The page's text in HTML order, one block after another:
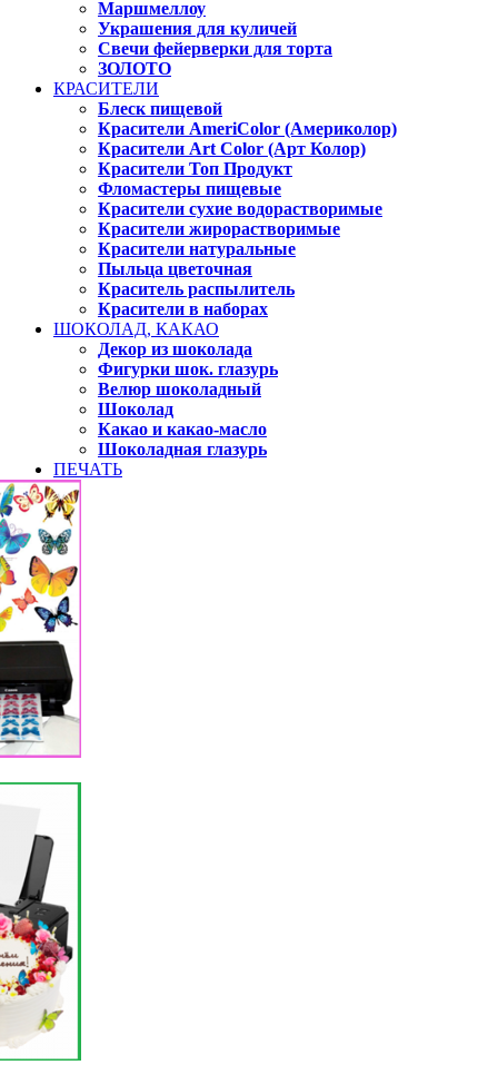
Маршмеллоу
Украшения для куличей
Свечи фейерверки для торта
ЗОЛОТО
КРАСИТЕЛИ
Блеск пищевой
Красители AmeriColor (Америколор)
Красители Art Color (Арт Колор)
Красители Топ Продукт
Фломастеры пищевые
Красители сухие водорастворимые
Красители жирорастворимые
Красители натуральные
Пыльца цветочная
Краситель распылитель
Красители в наборах
ШОКОЛАД, КАКАО
Декор из шоколада
Фигурки шок. глазурь
Велюр шоколадный
Шоколад
Какао и какао-масло
Шоколадная глазурь
ПЕЧАТЬ